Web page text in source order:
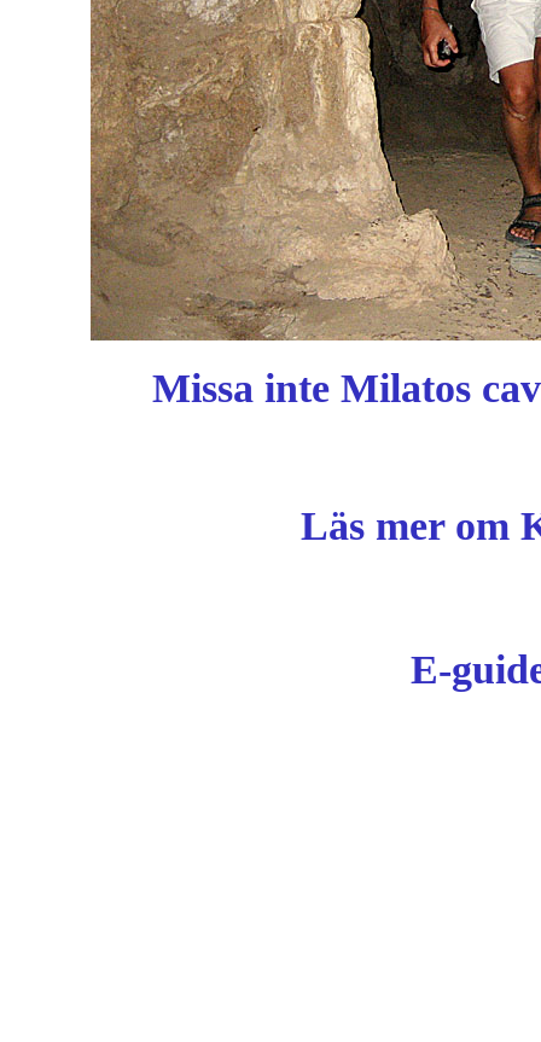
Missa inte Milatos
Läs mer om
E-